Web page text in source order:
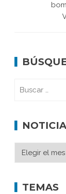
TEMAS